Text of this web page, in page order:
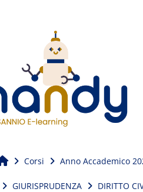
Home
Corsi Anno Accademico
GIURISPRUDENZA DIRITTO